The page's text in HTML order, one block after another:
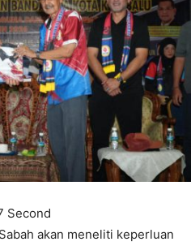
Second
akan meneliti keperluan